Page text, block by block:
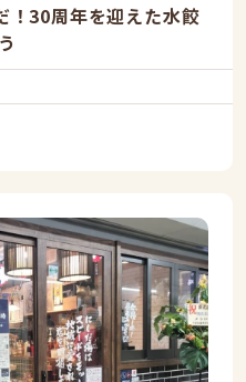
！30周年を迎えた水餃